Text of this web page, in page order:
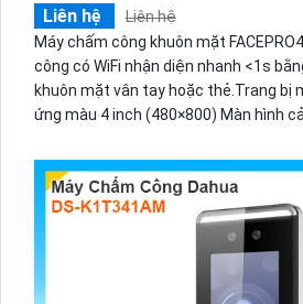
Liên hệ
Liên hệ
Máy chấm công khuôn mặt
công có WiFi nhận diện nhanh <1s
khuôn mặt vân tay hoặc thẻ.Trang bị
ứng màu 4 inch (480×800) Màn hình
nước và bụi. Hỗ trợ phần mềm Wise
TCP/IP và WiFi.